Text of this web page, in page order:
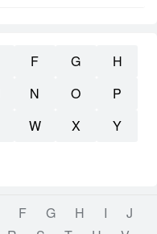
F G
H
N O
P
W X
Y
F G H I
J